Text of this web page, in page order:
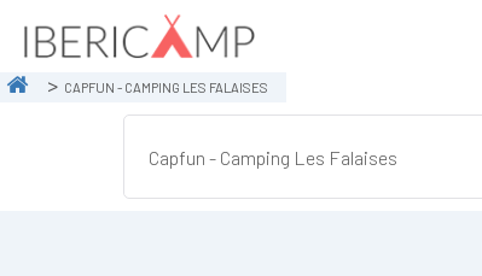
CAPFUN - CAMPING LES FALAISES